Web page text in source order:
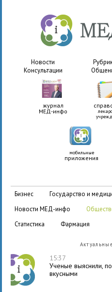
Новости
Консультации
журнал
МЕД-инфо
мобильные
приложения
бизнес государство и
новости МЕД-инфо
статистика
фармация
15:37
Ученые выяснили,
вкусными